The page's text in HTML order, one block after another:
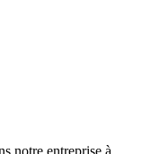
notre entreprise à